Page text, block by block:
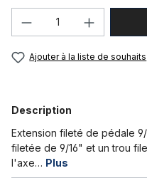
Quantité de
Ajouter à la liste de souhaits
Description
Extension fileté de pédale
filetée de 9/16" et un trou
l'axe… Plus